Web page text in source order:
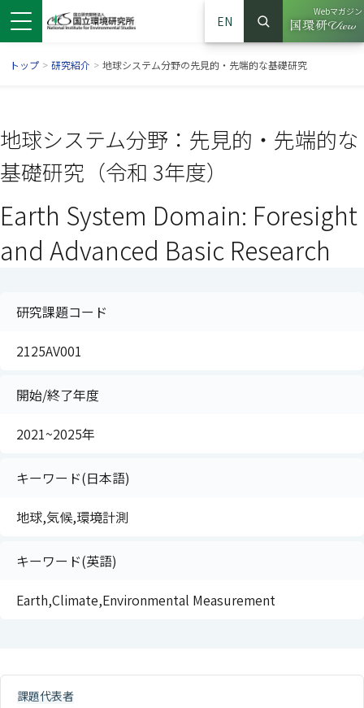
EN
サイト内検索
検索
Webマガジン
（別ウイ
トップ > 研究紹介 > 地球システム分野の先見的・先端的な基礎研究
地球システム分野：先見的・先端的な
基礎研究（令和 3年度）
Earth System Domain: Foresight
and Advanced Basic Research
研究課題コード
2125AV001
開始/終了年度
2021~2025年
キーワード(日本語)
地球,気候,環境計測
キーワード(英語)
Earth,Climate,Environmental Measurement
課題代表者